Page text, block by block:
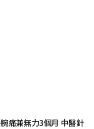
痛兼無力3個月 中醫針